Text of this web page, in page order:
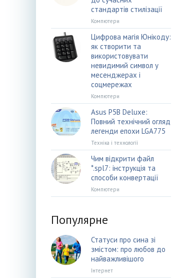
стандартів стилізації
Компютери
Цифрова магія Юнікоду:
як створити та
використовувати
невидимий символ у
месенджерах і
соцмережах
Компютери
Asus P5B Deluxe:
Повний технічний огляд
легенди епохи LGA775
Техніка і технології
Чим відкрити файл
*.spl7: інструкція та
способи конвертації
Компютери
Популярне
Статуси про сина зі
змістом: про любов до
найважливішого
Інтернет